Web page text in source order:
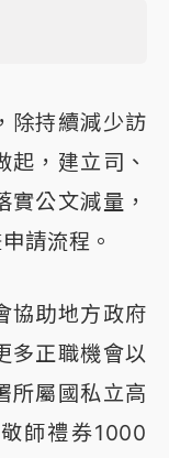
除持續減少訪
，建立司、
公文減量，
請流程。
協助地方政府
多正職機會以
所屬國私立高
師禮券1000